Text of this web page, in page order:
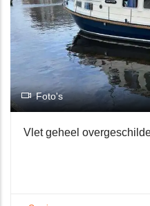
Foto's
Vlet geheel